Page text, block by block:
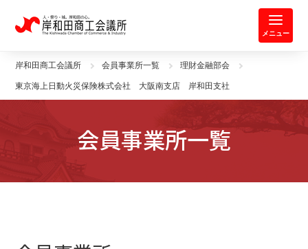
岸和田商工会議所 | 人・祭り・城。
メニュー
岸和田商工会議所 会員事業所一覧 理財金融部会
東京海上日動火災保険株式会社 大阪南支店 岸和田支社
会員事業所一覧